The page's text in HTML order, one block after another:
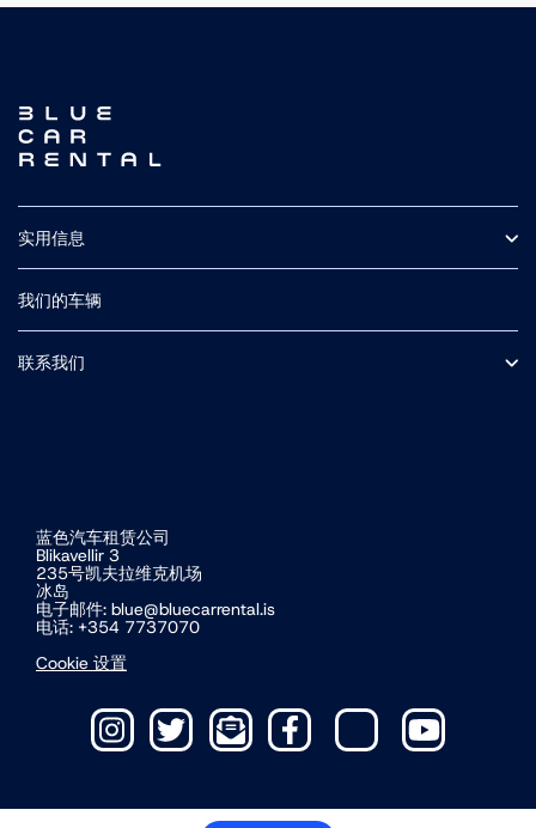
实用信息
保险
冰岛自驾
附加可选服务
接送
我们的车辆
中型 SUV
联系我们
蓝色汽车租赁公司
Blikavellir 3
235号凯夫拉维克机场
冰岛
电子邮件: blue@bluecarrental.is
电话: +354 7737070
Cookie 设置